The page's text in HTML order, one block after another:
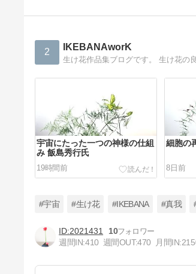
2 IKEBANAworK
生け花作品集ブログです。 生け花の
宇宙にたった一つの神様の仕組
み 飯島秀行氏
19時間前
細胞の
8日前
#宇宙 #生け花 #IKEBANA #真我
2021431
10
週間IN:410 週間OUT:470 月間IN: